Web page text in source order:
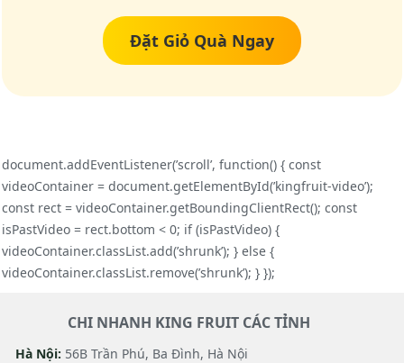
Đặt Giỏ Quà Ngay
document.addEventListener(’scroll’, function() { const
videoContainer = document.getElementById(’kingfruit-video’);
const rect = videoContainer.getBoundingClientRect(); const
isPastVideo = rect.bottom < 0; if (isPastVideo) {
videoContainer.classList.add(’shrunk’); } else {
videoContainer.classList.remove(’shrunk’); } });
CHI NHANH KING FRUIT CÁC TỈNH
Hà Nội: 56B Trần Phú, Ba Đình, Hà Nội